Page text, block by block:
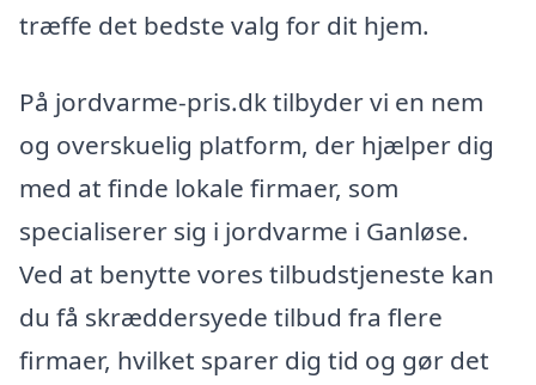
træffe det bedste valg for dit hjem.
På jordvarme-pris.dk tilbyder vi en nem
og overskuelig platform, der hjælper dig
med at finde lokale firmaer, som
specialiserer sig i jordvarme i Ganløse.
Ved at benytte vores tilbudstjeneste kan
du få skræddersyede tilbud fra flere
firmaer, hvilket sparer dig tid og gør det